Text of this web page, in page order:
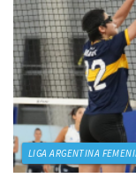
LIGA ARGENTINA